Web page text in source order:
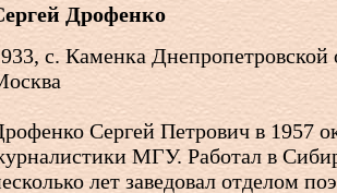
Дрофенко
с. Каменка Днепропетровской
Сергей Петрович в 1957
МГУ. Работал в
лет заведовал отделом